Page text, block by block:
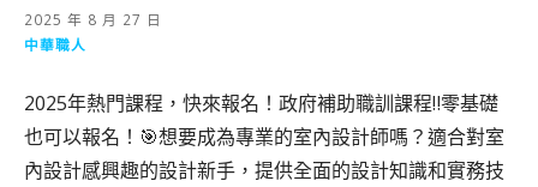
2025 年 8 月 27 日
中華職人
2025年熱門課程，快來報名！政府補助職訓課程‼️零基礎
也可以報名！🎯想要成為專業的室內設計師嗎？適合對室
內設計感興趣的設計新手，提供全面的設計知識和實務技